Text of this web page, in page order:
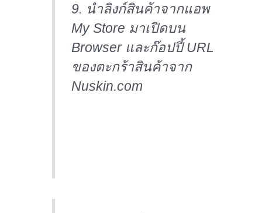
9. นำลิงก์สินค้าจากแอพ
My Store มาเปิดบน
Browser และก๊อปปี้ URL
ของตะกร้าสินค้าจาก
Nuskin.com